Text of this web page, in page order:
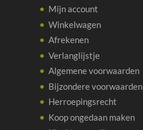
Mijn account
Winkelwagen
Afrekenen
Verlanglijstje
Algemene voorwaarden
Bijzondere voorwaarden
Herroepingsrecht
Koop ongedaan maken